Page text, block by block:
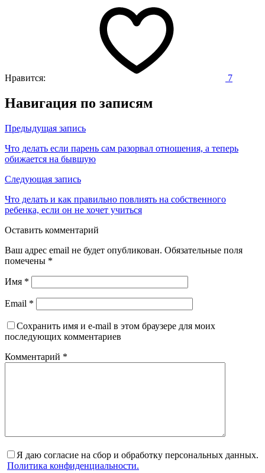
Нравится: 7
Навигация по записям
Предыдущая запись
Что делать если парень сам разорвал отношения, а теперь
обижается на бывшую
Следующая запись
Что делать и как правильно повлиять на собственного
ребенка, если он не хочет учиться
Оставить комментарий
Ваш адрес email не будет опубликован. Обязательные поля
помечены *
Имя *
Email *
Сохранить имя и e-mail в этом браузере для моих
последующих комментариев
Комментарий *
Я даю согласие на сбор и обработку персональных данных.
Политика конфиденциальности.